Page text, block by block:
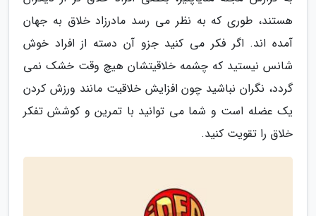
هستند، طوری که به نظر می رسد مادرزاد خلاق به جهان
آمده اند. اگر فکر می کنید جزو آن دسته از افراد خوش
شانس نیستید که چشمه خلاقیتشان هیچ وقت خشک نمی
گردد، نگران نباشید چون افزایش خلاقیت مانند ورزش کردن
یک عضله است و شما می توانید با تمرین و کوشش تفکر
خلاق را تقویت کنید.